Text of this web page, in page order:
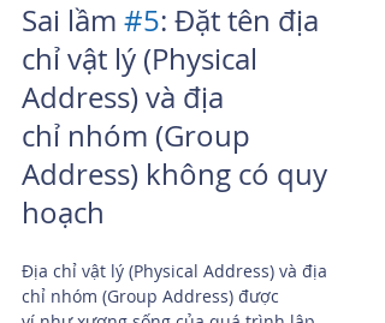
Sai lầm #5: Đặt tên địa
chỉ vật lý (Physical
Address) và địa
chỉ nhóm (Group
Address) không có quy
hoạch
Địa chỉ vật lý (Physical Address) và địa
chỉ nhóm (Group Address) được